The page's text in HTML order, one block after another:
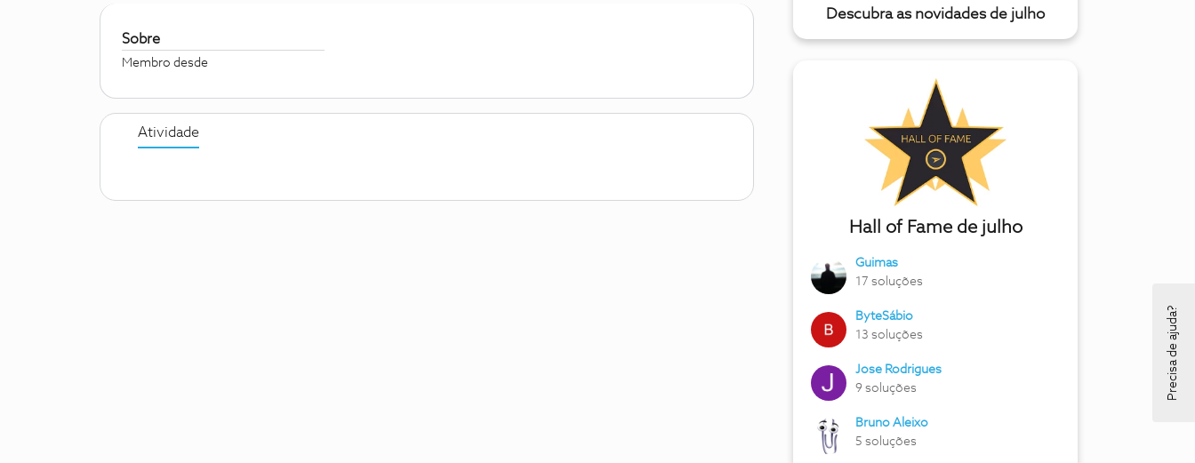
Sobre
Membro desde
Atividade
Descubra as novidades de julho
Hall of Fame de julho
Guimas
17 soluções
ByteSábio
13 soluções
Jose Rodrigues
9 soluções
Bruno Aleixo
5 soluções
Precisa de ajuda?